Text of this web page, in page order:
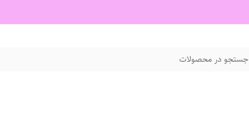
جستجو در محصولات